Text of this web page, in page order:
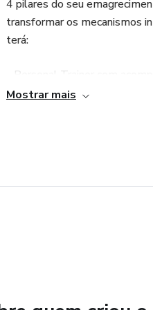
4 pilares do seu
transformar os mecanismos
terá:
- Personal Trainer com
- Acompanhamento
Mostrar mais